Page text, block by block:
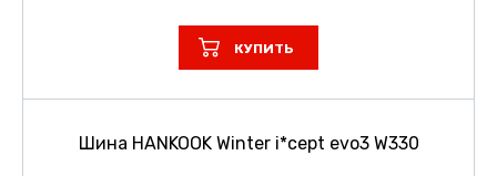
КУПИТЬ
Шина HANKOOK Winter i*cept evo3 W330